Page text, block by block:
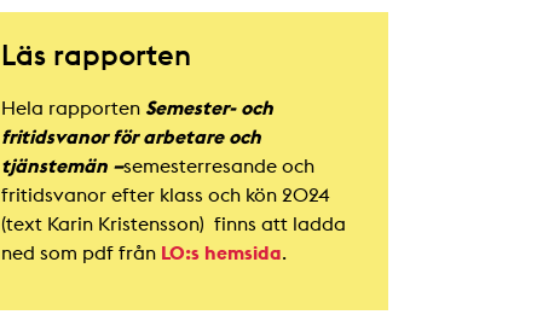
Läs rapporten
Hela rapporten Semester- och
fritidsvanor för arbetare och
tjänstemän –semesterresande och
fritidsvanor efter klass och kön 2024
(text Karin Kristensson) finns att ladda
ned som pdf från LO:s hemsida.